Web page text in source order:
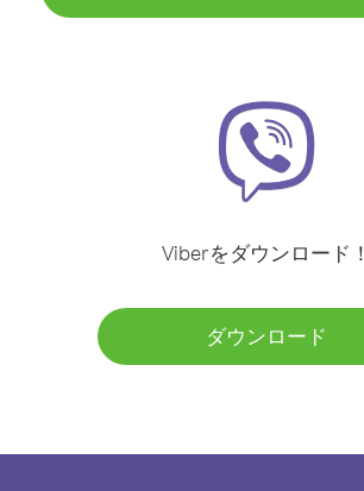
Viberをダウンロード！
ダウンロード